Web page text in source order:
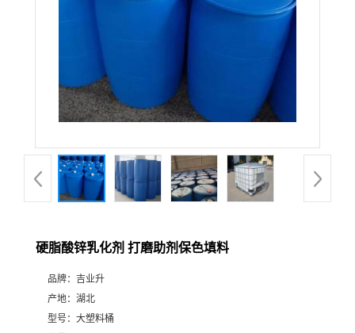
硬脂酸锌乳化剂 打磨助剂保色填料
品牌： 吉业升
产地： 湖北
型号： 大塑料桶